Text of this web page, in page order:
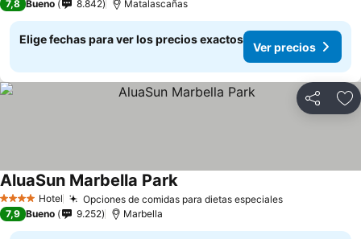
7,8 Bueno 8.842 Matalascañas
Elige fechas para ver los precios exactos
Ver precios
Compartir
4 EstrellasHotel Opciones de comidas para dietas especiales
AluaSun Marbella Park
7,9 Bueno 9.252 Marbella